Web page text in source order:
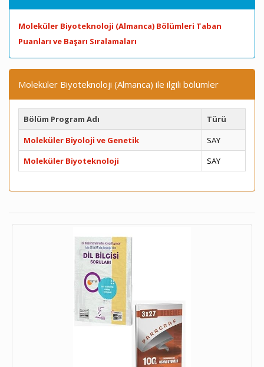
Moleküler Biyoteknoloji (Almanca) Bölümleri Taban
Puanları ve Başarı Sıralamaları
Moleküler Biyoteknoloji (Almanca) ile ilgili bölümler
Bölüm Program Adı
Türü
Moleküler Biyoloji ve Genetik
SAY
Moleküler Biyoteknoloji
SAY